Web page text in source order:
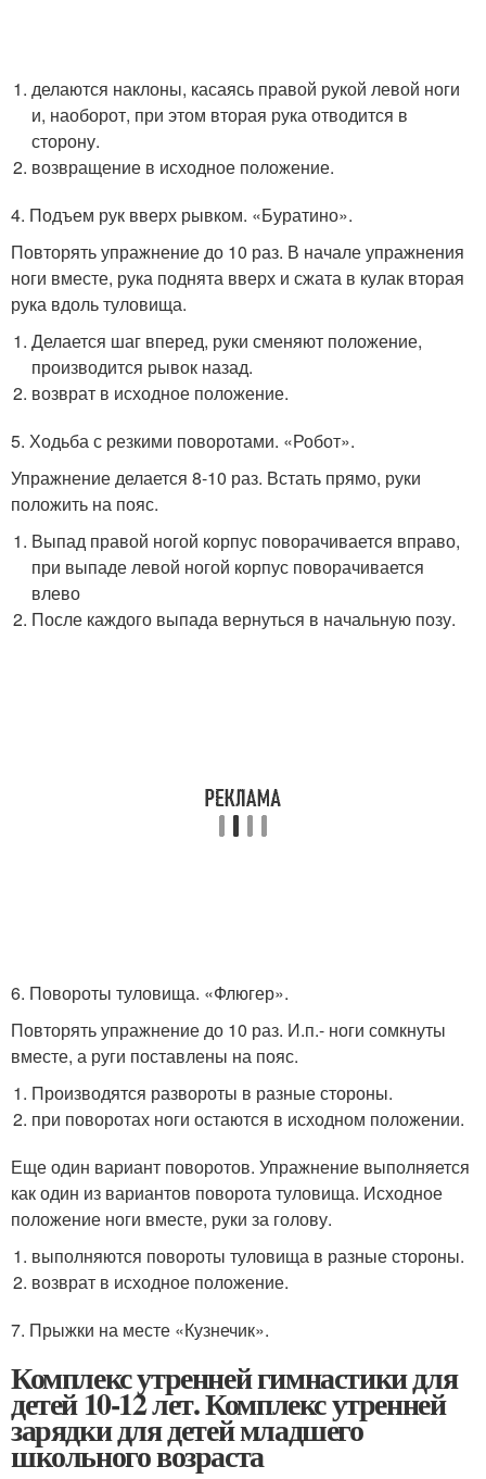
делаются наклоны, касаясь правой рукой левой ноги
и, наоборот, при этом вторая рука отводится в
сторону.
возвращение в исходное положение.
4. Подъем рук вверх рывком. «Буратино».
Повторять упражнение до 10 раз. В начале упражнения
ноги вместе, рука поднята вверх и сжата в кулак вторая
рука вдоль туловища.
Делается шаг вперед, руки сменяют положение,
производится рывок назад.
возврат в исходное положение.
5. Ходьба с резкими поворотами. «Робот».
Упражнение делается 8-10 раз. Встать прямо, руки
положить на пояс.
Выпад правой ногой корпус поворачивается вправо,
при выпаде левой ногой корпус поворачивается
влево
После каждого выпада вернуться в начальную позу.
6. Повороты туловища. «Флюгер».
Повторять упражнение до 10 раз. И.п.- ноги сомкнуты
вместе, а руги поставлены на пояс.
Производятся развороты в разные стороны.
при поворотах ноги остаются в исходном положении.
Еще один вариант поворотов. Упражнение выполняется
как один из вариантов поворота туловища. Исходное
положение ноги вместе, руки за голову.
выполняются повороты туловища в разные стороны.
возврат в исходное положение.
7. Прыжки на месте «Кузнечик».
Комплекс утренней гимнастики для
детей 10-12 лет. Комплекс утренней
зарядки для детей младшего
школьного возраста